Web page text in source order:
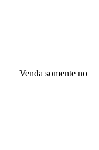
Venda somente no